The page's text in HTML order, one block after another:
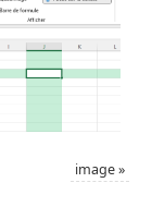
image»